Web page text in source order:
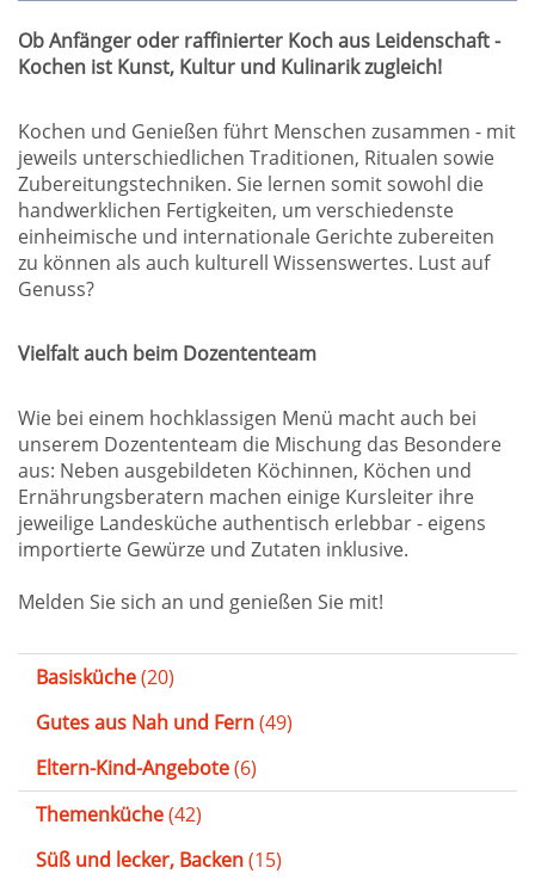
Ob Anfänger oder raffinierter Koch aus Leidenschaft -
Kochen ist Kunst, Kultur und Kulinarik zugleich!
Kochen und Genießen führt Menschen zusammen - mit
jeweils unterschiedlichen Traditionen, Ritualen sowie
Zubereitungstechniken. Sie lernen somit sowohl die
handwerklichen Fertigkeiten, um verschiedenste
einheimische und internationale Gerichte zubereiten
zu können als auch kulturell Wissenswertes. Lust auf
Genuss?
Vielfalt auch beim Dozententeam
Wie bei einem hochklassigen Menü macht auch bei
unserem Dozententeam die Mischung das Besondere
aus: Neben ausgebildeten Köchinnen, Köchen und
Ernährungsberatern machen einige Kursleiter ihre
jeweilige Landesküche authentisch erlebbar - eigens
importierte Gewürze und Zutaten inklusive.
Melden Sie sich an und genießen Sie mit!
Basisküche(20)
Gutes aus Nah und Fern(49)
Eltern-Kind-Angebote(6)
Themenküche(42)
Süß und lecker, Backen(15)